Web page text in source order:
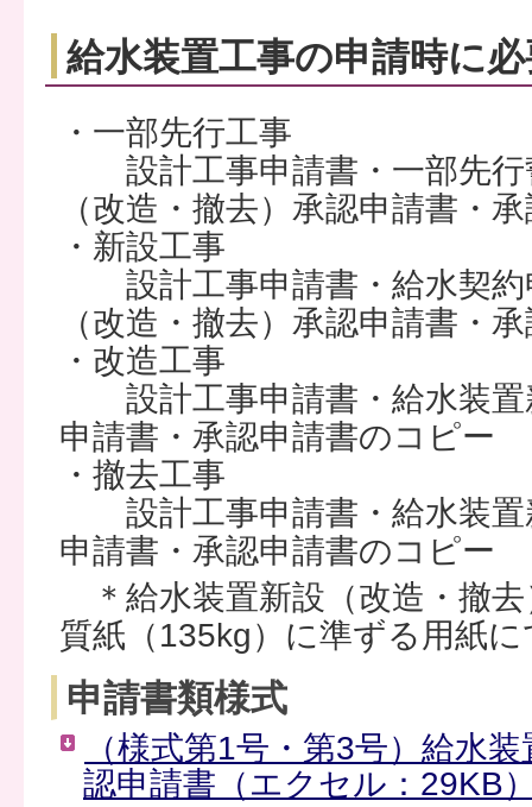
給水装置工事の申請時に
・一部先行工事
設計工事申請書・一部先行
（改造・撤去）承認申請書・
・新設工事
設計工事申請書・給水契約
（改造・撤去）承認申請書・
・改造工事
設計工事申請書・給水装置
申請書・承認申請書のコピー
・撤去工事
設計工事申請書・給水装置
申請書・承認申請書のコピー
＊給水装置新設（改造・撤
質紙（135kg）に準ずる用紙
申請書類様式
（様式第1号・第3号）給水
認申請書（エクセル：29KB